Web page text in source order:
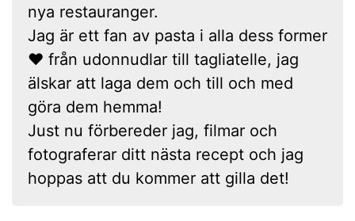
nya restauranger.
Jag är ett fan av pasta i alla dess former
❤ från udonnudlar till tagliatelle, jag
älskar att laga dem och till och med
göra dem hemma!
Just nu förbereder jag, filmar och
fotograferar ditt nästa recept och jag
hoppas att du kommer att gilla det!